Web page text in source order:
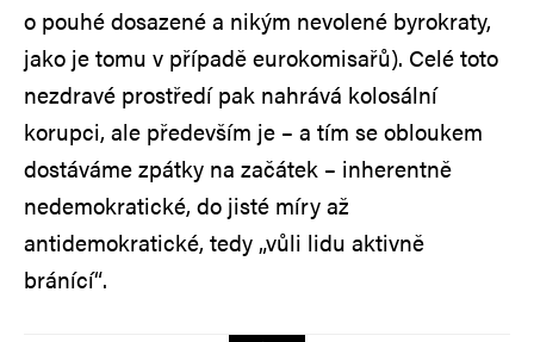
o pouhé dosazené a nikým nevolené byrokraty,
jako je tomu v případě eurokomisařů). Celé toto
nezdravé prostředí pak nahrává kolosální
korupci, ale především je – a tím se obloukem
dostáváme zpátky na začátek – inherentně
nedemokratické, do jisté míry až
antidemokratické, tedy „vůli lidu aktivně
bránící“.